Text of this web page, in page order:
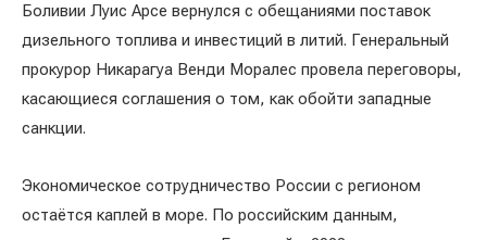
Боливии Луис Арсе вернулся с обещаниями поставок
дизельного топлива и инвестиций в литий. Генеральный
прокурор Никарагуа Венди Моралес провела переговоры,
касающиеся соглашения о том, как обойти западные
санкции.
Экономическое сотрудничество России с регионом
остаётся каплей в море. По российским данным,